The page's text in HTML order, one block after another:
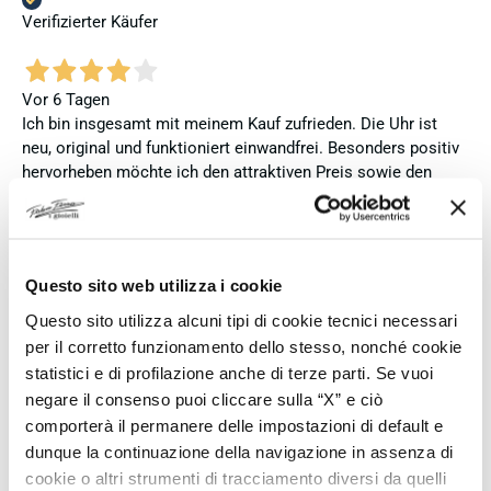
Questo sito web utilizza i cookie
Questo sito utilizza alcuni tipi di cookie tecnici necessari
per il corretto funzionamento dello stesso, nonché cookie
statistici e di profilazione anche di terze parti. Se vuoi
negare il consenso puoi cliccare sulla “X” e ciò
comporterà il permanere delle impostazioni di default e
dunque la continuazione della navigazione in assenza di
cookie o altri strumenti di tracciamento diversi da quelli
Verifizierter Käufer
Vor 6 Tagen
Ich bin insgesamt mit meinem Kauf zufrieden. Die Uhr ist
neu, original und funktioniert einwandfrei. Besonders positiv
hervorheben möchte ich den attraktiven Preis sowie den
vollständig ausgefüllten und abgestempelten internationalen
Seiko-Garantieschein. Der Versand war außerdem schnell.
entsprach. Die Uhr kam ohne die üblichen Schutzfolien am
Armband, die Originalverpackung entsprach nicht der
Verpackung, die ich von diesem Modell aus offiziellen
Präsentationen und Videos kenne (andere Box und anderes
Uhrenkissen), und auch die Seiko-Hangtags mit
Modellinformationen fehlten. Die Uhr selbst ist in neuem
Zustand und weist keine Gebrauchsspuren auf. Dennoch
hätte ich bei einer hochwertigen Uhr dieser Preisklasse
erwartet, dass sie mit der vollständigen Originalpräsentation